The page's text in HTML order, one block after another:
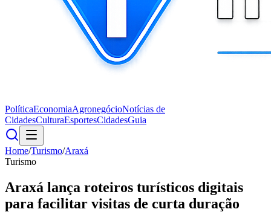
PolíticaEconomiaAgronegócioNotícias de
CidadesCulturaEsportesCidadesGuia
Home/Turismo/Araxá
Turismo
Araxá lança roteiros turísticos digitais
para facilitar visitas de curta duração